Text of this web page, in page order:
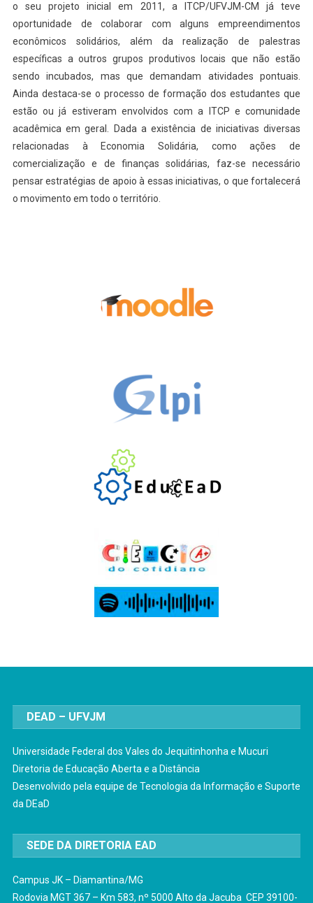
o seu projeto inicial em 2011, a ITCP/UFVJM-CM já teve
oportunidade de colaborar com alguns empreendimentos
econômicos solidários, além da realização de palestras
específicas a outros grupos produtivos locais que não estão
sendo incubados, mas que demandam atividades pontuais.
Ainda destaca-se o processo de formação dos estudantes que
estão ou já estiveram envolvidos com a ITCP e comunidade
acadêmica em geral. Dada a existência de iniciativas diversas
relacionadas à Economia Solidária, como ações de
comercialização e de finanças solidárias, faz-se necessário
pensar estratégias de apoio à essas iniciativas, o que fortalecerá
o movimento em todo o território.
DEAD – UFVJM
Universidade Federal dos Vales do Jequitinhonha e Mucuri
Diretoria de Educação Aberta e a Distância
Desenvolvido pela equipe de Tecnologia da Informação e Suporte
da DEaD
SEDE DA DIRETORIA EAD
Campus JK – Diamantina/MG
Rodovia MGT 367 – Km 583, nº 5000 Alto da Jacuba CEP 39100-